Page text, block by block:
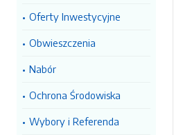
Oferty Inwestycyjne
Obwieszczenia
Nabór
Ochrona Środowiska
Wybory i Referenda